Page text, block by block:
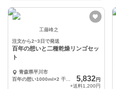
工藤峰之
注文から2~3日で発送
百年の想いと二種乾燥リンゴセッ
ト
青森県平川市
5,832円
+送料1,200円